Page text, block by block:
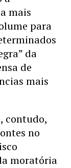
mais
para
da
de
mais
contudo,
no
moratória